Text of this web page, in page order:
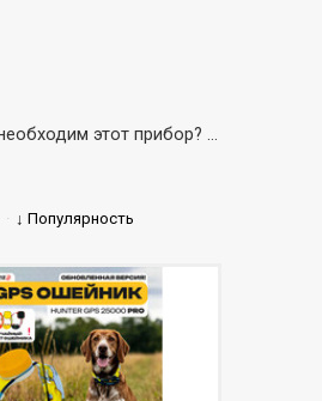
Если Вы любите охоту с собакой, то не раз слышали о таком устройстве как GPS ошейник трекер. Для чего необходим этот прибор? Как следует из названия он отслеживает питомца с помощью спутниковой навигации. Стоит отметить, что трекеры используют не только на охоте, но и чтобы найти потерянное животное. В данных устройствах существует функция активной слежки (показывает весь путь четвероногого), либо можно узнать где сейчас находится пес, конкретно в этот период времени. Все модели представленные в магазине производятся ведущими фирмами-производителями. GPS ошейник- трекер для собаки - это уверенность и надежность, что Вы не потеряете собаку в большом городе или на охоте. Если Вы хотите приобрести такой ошейник, то мы поможем с оформлением заявки и проконсультируем Вас по интересующим вопросам.
· ↓ Популярность